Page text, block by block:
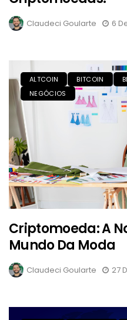
Claudeci Goularte 6
ALTCOIN BITCOIN
NEGÓCIOS
Criptomoeda: A
Mundo Da Moda
Claudeci Goularte 27